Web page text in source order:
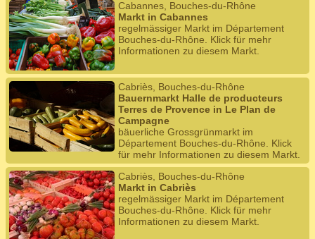
Cabannes, Bouches-du-Rhône
Markt in Cabannes
regelmässiger Markt im Département
Bouches-du-Rhône. Klick für mehr
Informationen zu diesem Markt.
Cabriès, Bouches-du-Rhône
Bauernmarkt Halle de producteurs
Terres de Provence in Le Plan de
Campagne
bäuerliche Grossgrünmarkt im
Département Bouches-du-Rhône. Klick
für mehr Informationen zu diesem Markt.
Cabriès, Bouches-du-Rhône
Markt in Cabriès
regelmässiger Markt im Département
Bouches-du-Rhône. Klick für mehr
Informationen zu diesem Markt.